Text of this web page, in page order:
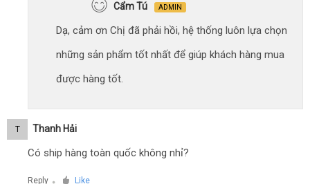
Cẩm Tú ADMIN
Dạ, cảm ơn Chị đã phải hồi, hệ thống luôn lựa chọn
những sản phẩm tốt nhất để giúp khách hàng mua
được hàng tốt.
T Thanh Hải
Có ship hàng toàn quốc không nhỉ?
Reply ● Like